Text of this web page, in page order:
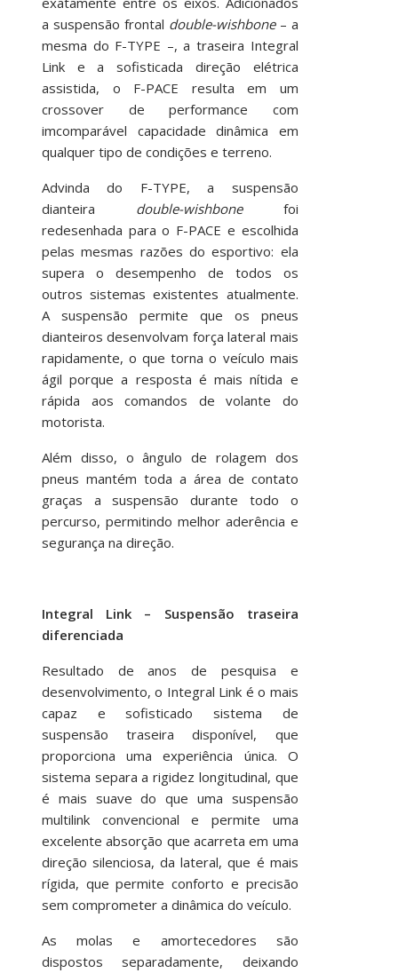
a suspensão frontal double-wishbone– a
mesma do F-TYPE –, a traseira Integral
Link e a sofisticada direção elétrica
assistida, o F-PACE resulta em um
crossover de performance com
imcomparável capacidade dinâmica em
qualquer tipo de condições e terreno.
Advinda do F-TYPE, a suspensão
dianteira double-wishbonefoi
redesenhada para o F-PACE e escolhida
pelas mesmas razões do esportivo: ela
supera o desempenho de todos os
outros sistemas existentes atualmente.
A suspensão permite que os pneus
dianteiros desenvolvam força lateral mais
rapidamente, o que torna o veículo mais
ágil porque a resposta é mais nítida e
rápida aos comandos de volante do
motorista.
Além disso, o ângulo de rolagem dos
pneus mantém toda a área de contato
graças a suspensão durante todo o
percurso, permitindo melhor aderência e
segurança na direção.
Integral Link – Suspensão traseira
diferenciada
Resultado de anos de pesquisa e
desenvolvimento, o Integral Link é o mais
capaz e sofisticado sistema de
suspensão traseira disponível, que
proporciona uma experiência única. O
sistema separa a rigidez longitudinal, que
é mais suave do que uma suspensão
multilink convencional e permite uma
excelente absorção que acarreta em uma
direção silenciosa, da lateral, que é mais
rígida, que permite conforto e precisão
sem comprometer a dinâmica do veículo.
As molas e amortecedores são
dispostos separadamente, deixando